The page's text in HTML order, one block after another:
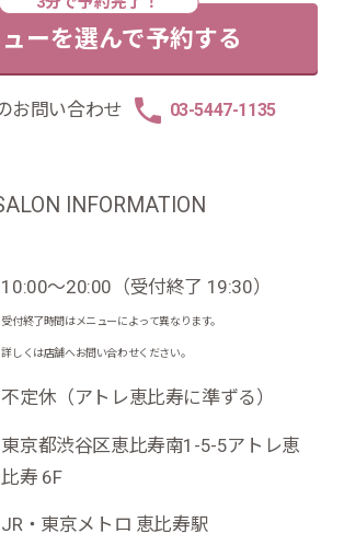
INFORMATION
10:00～20:00（受付終了 19:30）
受付終了時間はメニューによって異なります。
詳しくは店舗へお問い合わせください。
不定休（アトレ恵比寿に準ずる）
東京都渋谷区恵比寿南1-5-5アトレ恵
比寿 6F
JR・東京メトロ 恵比寿駅
ーを選んで予約する
お問い合わせ 03-5447-1135